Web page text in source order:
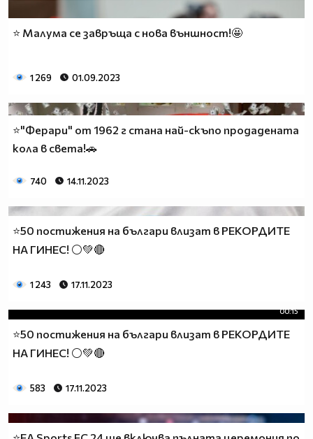
⭐ Малума се завръща с нова външност!🤩
1 269 01.09.2023
⭐"Ферари" от 1962 г стана най-скъпо продадената
кола в света!🚗
740 14.11.2023
⭐50 постижения на българи влизат в РЕКОРДИТЕ
НА ГИНЕС! ⚪💚🔴
1 243 17.11.2023
00:15
⭐50 постижения на българи влизат в РЕКОРДИТЕ
НА ГИНЕС! ⚪💚🔴
583 17.11.2023